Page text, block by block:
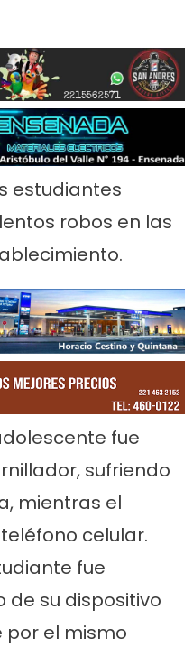
estudiantes
robos en las
fue
sufriendo
mientras el
celular.
fue
su dispositivo
el mismo